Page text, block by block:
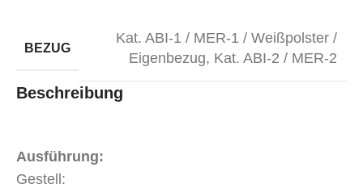
BEZUG
Kat. ABI-1 / MER-1 / Weißpolster /
Eigenbezug, Kat. ABI-2 / MER-2
Beschreibung
Ausführung:
Gestell: